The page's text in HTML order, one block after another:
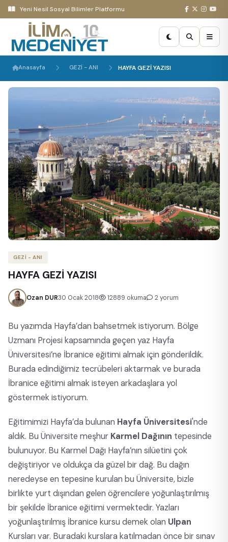
Yeni Nesil Sosyal Bilimler Platformu
Anasayfa GEZİ - ANI HAYFA GEZİ YAZISI
GEZİ - ANI
HAYFA GEZİ YAZISI
Ozan DUR30 Ocak 2018 12889 okuma 2 yorum
Bu yazımda Hayfa’dan bahsetmek istiyorum. Bölge
Uzmanı Projesi kapsamında geçen yaz Hayfa
Üniversitesi’ne İbranice eğitimi almak için gönderildik.
Burada edindiğimiz tecrübeleri aktarmak ve burada
İbranice eğitimi almak isteyen arkadaşlara yol
göstermek istiyorum.
Eğitimimizi Hayfa’da bulunan Hayfa Üniversitesi'nde
aldık. Bu Üniversite meşhur Karmel Dağının tepesinde
bulunuyor. Bu Karmel Dağı Hayfa’nın silüetini çok
değiştiriyor ve oldukça da güzel bir dağ. Bu dağın
neredeyse en tepesine kurulan bu Üniversite, bizle
birlikte yurt dışından gelen öğrencilere yoğunlaştırılmış
bir şekilde İbranice eğitimi vermektedir. Yazları
yoğunlaştırılmış İbranice kursu demek olan Ulpan
Kursları var. Buradaki kurslara katılmadan önce bir sınav